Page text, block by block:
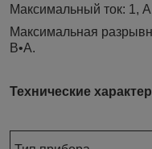
Максимальный ток: 1,
Максимальная
В•А.
Технические